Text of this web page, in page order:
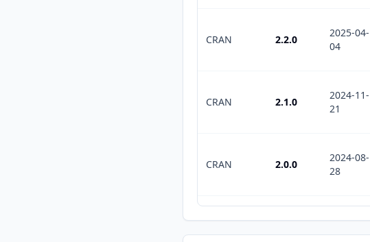
CRAN 2.2.0
2025-04-
04
CRAN 2.1.0
2024-11-
21
CRAN 2.0.0
2024-08-
28
2024-06-
05